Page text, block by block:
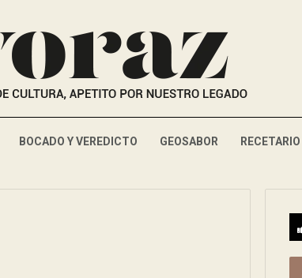
BOCADO Y VEREDICTO GEOSABOR RECETARIO